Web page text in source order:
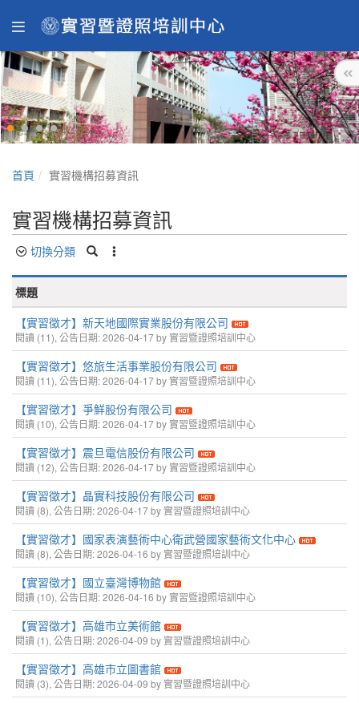
首頁 實習機構招募資訊
實習機構招募資訊
切換分類
標題
【實習徵才】新天地國際實業股份有限公司
閱讀 (11), 公告日期: 2026-04-17 by 實習暨證照培訓中心
【實習徵才】悠旅生活事業股份有限公司
閱讀 (11), 公告日期: 2026-04-17 by 實習暨證照培訓中心
【實習徵才】爭鮮股份有限公司
閱讀 (10), 公告日期: 2026-04-17 by 實習暨證照培訓中心
【實習徵才】震旦電信股份有限公司
閱讀 (12), 公告日期: 2026-04-17 by 實習暨證照培訓中心
【實習徵才】晶實科技股份有限公司
閱讀 (8), 公告日期: 2026-04-17 by 實習暨證照培訓中心
【實習徵才】國家表演藝術中心衛武營國家藝術文化中心
閱讀 (8), 公告日期: 2026-04-16 by 實習暨證照培訓中心
【實習徵才】國立臺灣博物館
閱讀 (10), 公告日期: 2026-04-16 by 實習暨證照培訓中心
【實習徵才】高雄市立美術館
閱讀 (1), 公告日期: 2026-04-09 by 實習暨證照培訓中心
【實習徵才】高雄市立圖書館
閱讀 (3), 公告日期: 2026-04-09 by 實習暨證照培訓中心